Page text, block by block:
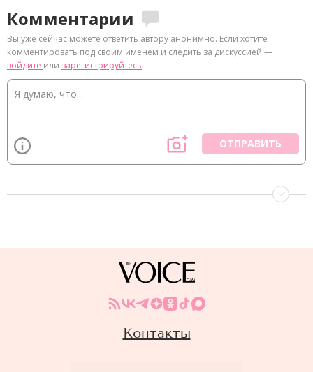
Комментарии
Вы уже сейчас можете ответить автору анонимно. Если хотите
комментировать под своим именем и следить за дискуссией —
войдите или зарегистрируйтесь
ОТПРАВИТЬ
Контакты